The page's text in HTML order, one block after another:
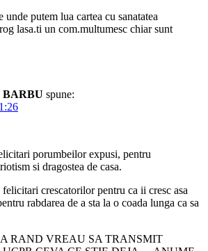
unde putem lua cartea cu sanatatea
lasa.ti un com.multumesc chiar sunt
spune:
porumbeilor expusi, pentru
si dragostea de casa.
crescatorilor pentru ca ii cresc asa
rabdarea de a sta la o coada lunga ca sa
RAND VREAU SA TRANSMIT